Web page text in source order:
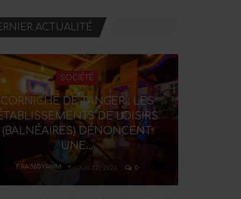
ACTUALITÉ
SOCIÉTÉ
CORNICHE DE TANGER : LES
DE LOISIRS
(BALNÉAIRES) DÉNONCENT
UNE…
FRA365YAWM Juil 22, 2026 0